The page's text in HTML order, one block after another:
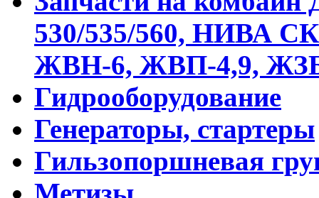
530/535/560, НИВА
ЖВН-6, ЖВП-4,9,
Гидрооборудование
Генераторы, стартеры
Гильзопоршневая